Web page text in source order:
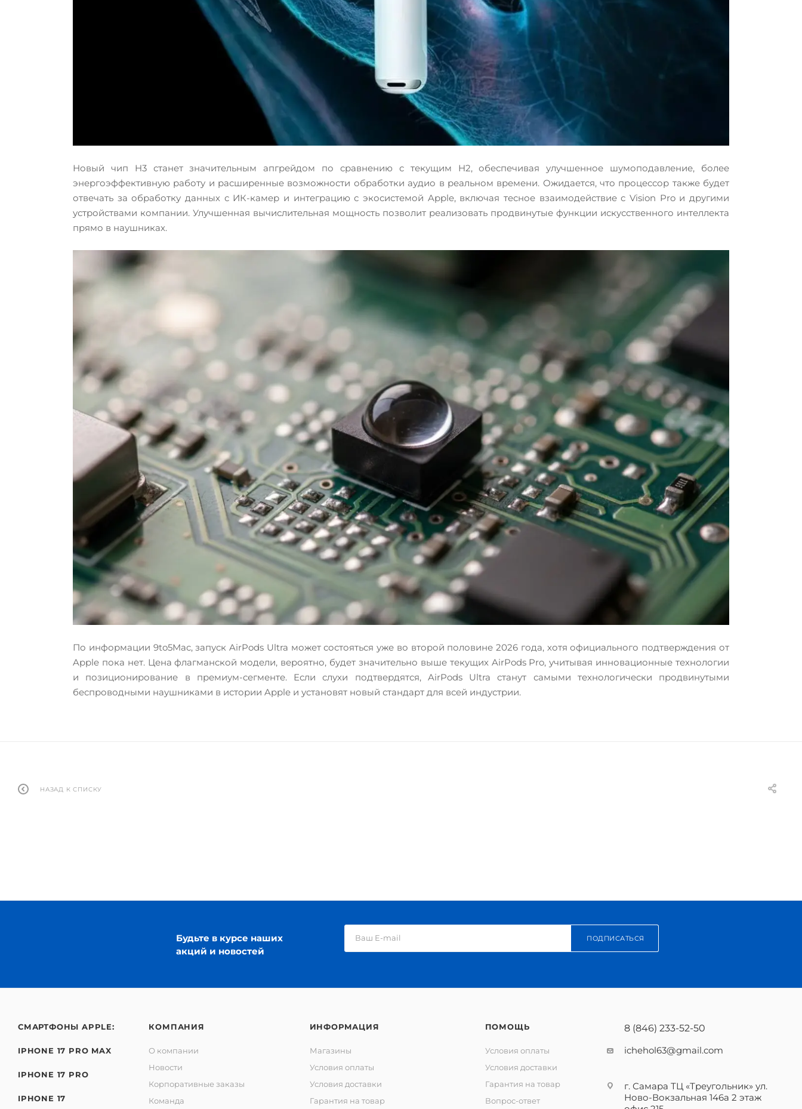
Новый чип H3 станет значительным апгрейдом по сравнению с текущим H2, обеспечивая улучшенное шумоподавление, более
энергоэффективную работу и расширенные возможности обработки аудио в реальном времени. Ожидается, что процессор также будет
отвечать за обработку данных с ИК-камер и интеграцию с экосистемой Apple, включая тесное взаимодействие с Vision Pro и другими
устройствами компании. Улучшенная вычислительная мощность позволит реализовать продвинутые функции искусственного интеллекта
прямо в наушниках.
По информации 9to5Mac, запуск AirPods Ultra может состояться уже во второй половине 2026 года, хотя официального подтверждения от
Apple пока нет. Цена флагманской модели, вероятно, будет значительно выше текущих AirPods Pro, учитывая инновационные технологии
и позиционирование в премиум-сегменте. Если слухи подтвердятся, AirPods Ultra станут самыми технологически продвинутыми
беспроводными наушниками в истории Apple и установят новый стандарт для всей индустрии.
НАЗАД К СПИСКУ
Будьте в курсе наших
акций и новостей
ПОДПИСАТЬСЯ
СМАРТФОНЫ APPLE:
IPHONE 17 PRO MAX
IPHONE 17 PRO
IPHONE 17
КОМПАНИЯ
О компании
Новости
Корпоративные заказы
Команда
ИНФОРМАЦИЯ
Магазины
Условия оплаты
Условия доставки
Гарантия на товар
ПОМОЩЬ
Условия оплаты
Условия доставки
Гарантия на товар
Вопрос-ответ
8 (846) 233-52-50
ichehol63@gmail.com
г. Самара ТЦ «Треугольник» ул.
Ново-Вокзальная 146а 2 этаж